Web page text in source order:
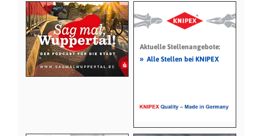
Aktuelle Stellenangebote:
» Alle Stellen bei KNIPEX